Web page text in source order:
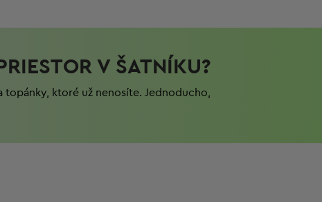
V ŠATNÍKU?
ktoré už nenosíte. Jednoduchо,